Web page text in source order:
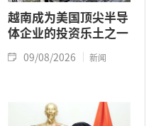
越南成为美国顶尖半导
体企业的投资乐土之一
09/08/2026 新闻